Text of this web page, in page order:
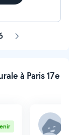
Page
à Paris 17e